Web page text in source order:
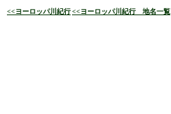
<<ヨーロッパ川紀行<<ヨーロッパ川紀行 地名一覧